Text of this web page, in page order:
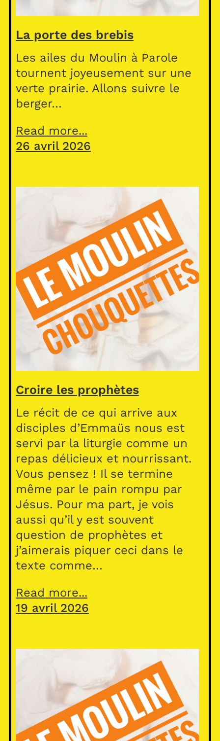
La porte des brebis
Les ailes du Moulin à Parole
tournent joyeusement sur une
verte prairie. Allons suivre le
berger…
Read more...
26 avril 2026
Croire les prophètes
Le récit de ce qui arrive aux
disciples d’Emmaüs nous est
servi par la liturgie comme un
repas délicieux et nourrissant.
Vous pensez ! Il se termine
même par le pain rompu par
Jésus. Pour ma part, je vois
aussi qu’il y est souvent
question de prophètes et
j’aimerais piquer ceci dans le
texte comme…
Read more...
19 avril 2026